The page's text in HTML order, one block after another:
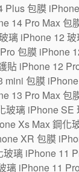
包膜
14 Pro Max
璃 iPhone 12
包膜 iPhone
iPhone 12
包膜
13 Pro Max
璃 iPhone
Xs Max 鋼化
XR 包膜
璃 iPhone 11
iPhone 11